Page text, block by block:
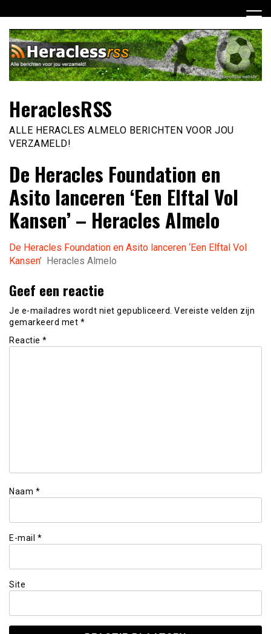
naar
inhoud
HeraclesRSS
ALLE HERACLES ALMELO BERICHTEN VOOR JOU
VERZAMELD!
De Heracles Foundation en
Asito lanceren ‘Een Elftal Vol
Kansen’ – Heracles Almelo
De Heracles Foundation en Asito lanceren ‘Een Elftal Vol
Kansen’ Heracles Almelo
Geef een reactie
Je e-mailadres wordt niet gepubliceerd. Vereiste velden zijn
gemarkeerd met *
Reactie *
Naam *
E-mail *
Site